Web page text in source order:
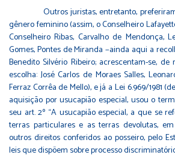
Outros juristas, entretanto, preferiram
gênero feminino (assim, o Conselheiro
Conselheiro Ribas, Carvalho de Mendonça,
Gomes, Pontes de Miranda −ainda aqui a
Benedito Silvério Ribeiro; acrescentam-se,
escolha: José Carlos de Moraes Salles,
Ferraz Corrêa de Mello), e já a Lei 6.969/1981
aquisição por usucapião especial, usou o
seu art. 2º “A usucapião especial, a que se
terras particulares e as terras devolutas,
outros direitos conferidos ao posseiro, pelo
leis que dispõem sobre processo